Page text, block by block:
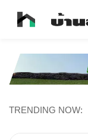
TRENDING NOW: